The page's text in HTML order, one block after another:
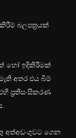
බලපත්‍රයක්
හෝ ඉදිකිරීමක්
අතර එය බිම්
ප්‍රතිසංසිකරණ
ගෙන